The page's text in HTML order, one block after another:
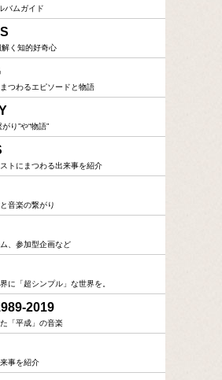
バムガイド
解く知的好奇心
つわるエピソードと物語
り”や“物語”
トにまつわる出来事を紹介
音楽の繋がり
、参加型企画など
に「超シンプル」な世界を。
2019
「平成」の音楽
事を紹介